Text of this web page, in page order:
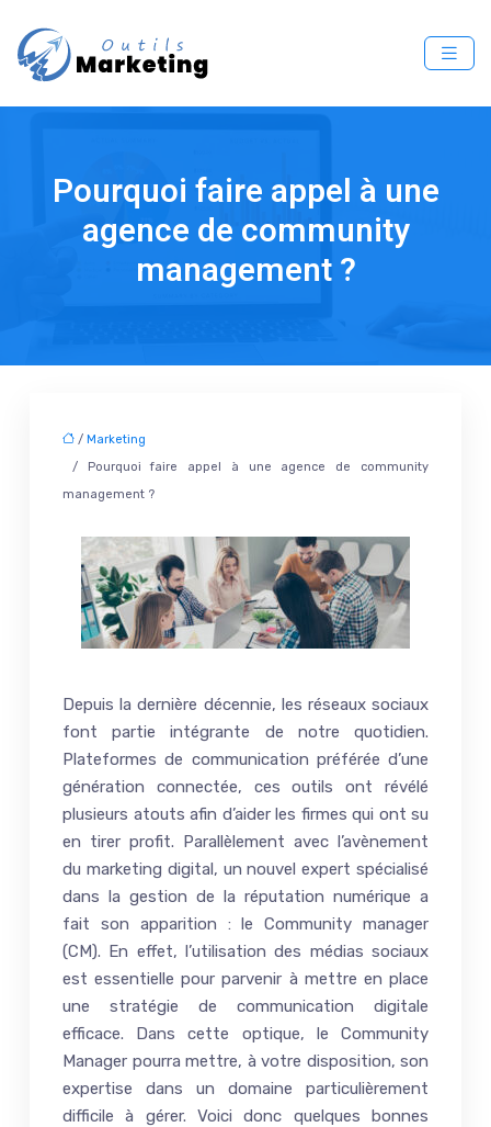
Pourquoi faire appel à une
agence de community
management ?
/ Marketing
/ Pourquoi faire appel à une agence de community
management ?
Depuis la dernière décennie, les réseaux sociaux
font partie intégrante de notre quotidien.
Plateformes de communication préférée d’une
génération connectée, ces outils ont révélé
plusieurs atouts afin d’aider les firmes qui ont su
en tirer profit. Parallèlement avec l’avènement
du marketing digital, un nouvel expert spécialisé
dans la gestion de la réputation numérique a
fait son apparition : le Community manager
(CM). En effet, l’utilisation des médias sociaux
est essentielle pour parvenir à mettre en place
une stratégie de communication digitale
efficace. Dans cette optique, le Community
Manager pourra mettre, à votre disposition, son
expertise dans un domaine particulièrement
difficile à gérer. Voici donc quelques bonnes